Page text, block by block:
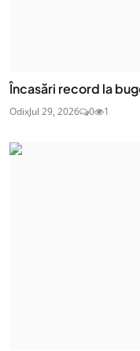
Încasări record la
OdixJul 29, 2026 0 1